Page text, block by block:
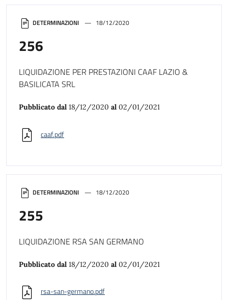
DETERMINAZIONI 18/12/2020
255
LIQUIDAZIONE RSA SAN GERMANO
Pubblicato dal 18/12/2020 al 02/01/2021
rsa-san-germano.pdf
DETERMINAZIONI 18/12/2020
256
LIQUIDAZIONE PER PRESTAZIONI CAAF LAZIO &
BASILICATA SRL
Pubblicato dal 18/12/2020 al 02/01/2021
caaf.pdf